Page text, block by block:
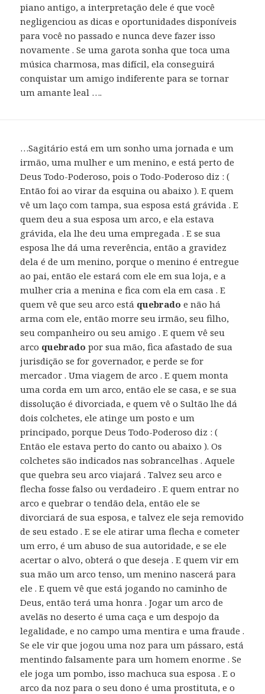
piano antigo, a interpretação dele é que você
negligenciou as dicas e oportunidades disponíveis
para você no passado e nunca deve fazer isso
novamente . Se uma garota sonha que toca uma
música charmosa, mas difícil, ela conseguirá
conquistar um amigo indiferente para se tornar
um amante leal ….
…Sagitário está em um sonho uma jornada e um
irmão, uma mulher e um menino, e está perto de
Deus Todo-Poderoso, pois o Todo-Poderoso diz : (
Então foi ao virar da esquina ou abaixo ). E quem
vê um laço com tampa, sua esposa está grávida . E
quem deu a sua esposa um arco, e ela estava
grávida, ela lhe deu uma empregada . E se sua
esposa lhe dá uma reverência, então a gravidez
dela é de um menino, porque o menino é entregue
ao pai, então ele estará com ele em sua loja, e a
mulher cria a menina e fica com ela em casa . E
quem vê que seu arco está quebrado e não há
arma com ele, então morre seu irmão, seu filho,
seu companheiro ou seu amigo . E quem vê seu
arco quebrado por sua mão, fica afastado de sua
jurisdição se for governador, e perde se for
mercador . Uma viagem de arco . E quem monta
uma corda em um arco, então ele se casa, e se sua
dissolução é divorciada, e quem vê o Sultão lhe dá
dois colchetes, ele atinge um posto e um
principado, porque Deus Todo-Poderoso diz : (
Então ele estava perto do canto ou abaixo ). Os
colchetes são indicados nas sobrancelhas . Aquele
que quebra seu arco viajará . Talvez seu arco e
flecha fosse falso ou verdadeiro . E quem entrar no
arco e quebrar o tendão dela, então ele se
divorciará de sua esposa, e talvez ele seja removido
de seu estado . E se ele atirar uma flecha e cometer
um erro, é um abuso de sua autoridade, e se ele
acertar o alvo, obterá o que deseja . E quem vir em
sua mão um arco tenso, um menino nascerá para
ele . E quem vê que está jogando no caminho de
Deus, então terá uma honra . Jogar um arco de
avelãs no deserto é uma caça e um despojo da
legalidade, e no campo uma mentira e uma fraude .
Se ele vir que jogou uma noz para um pássaro, está
mentindo falsamente para um homem enorme . Se
ele joga um pombo, isso machuca sua esposa . E o
arco da noz para o seu dono é uma prostituta, e o